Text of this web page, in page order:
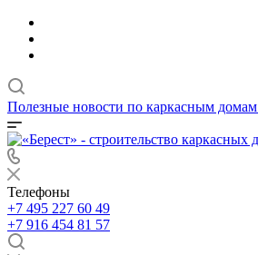
Полезные новости по каркасным домам
Телефоны
+7 495 227 60 49
+7 916 454 81 57